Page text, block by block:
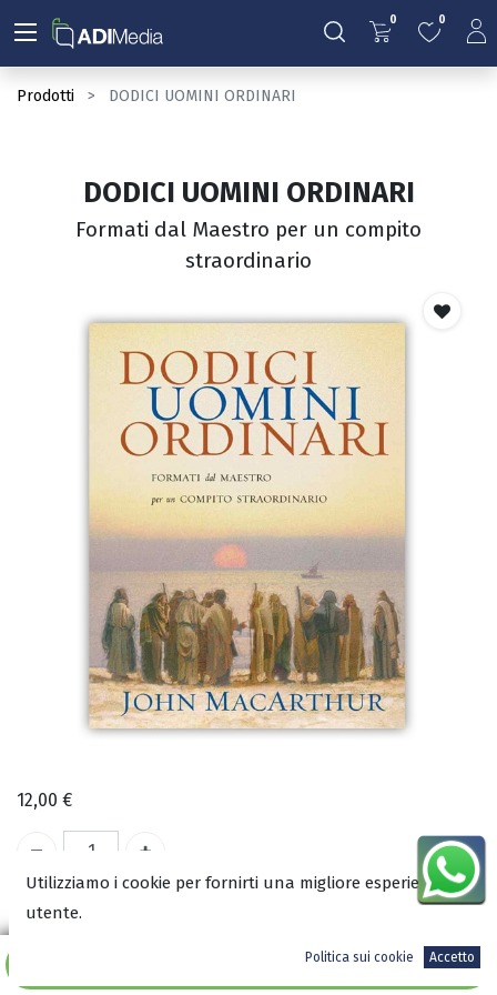
0 0
Prodotti DODICI UOMINI ORDINARI
Aggiungi al carrello
DODICI UOMINI ORDINARI
Formati dal Maestro per un compito
straordinario
12,00 €
A magazzino
Utilizziamo i cookie per fornirti una migliore esperienza
utente.
Politica sui cookie Accetto